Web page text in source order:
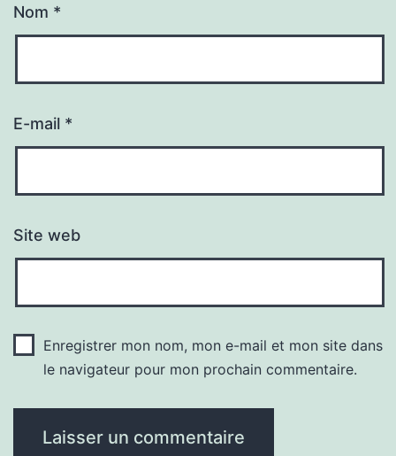
Nom *
E-mail *
Site web
Enregistrer mon nom, mon e-mail et mon site dans
le navigateur pour mon prochain commentaire.